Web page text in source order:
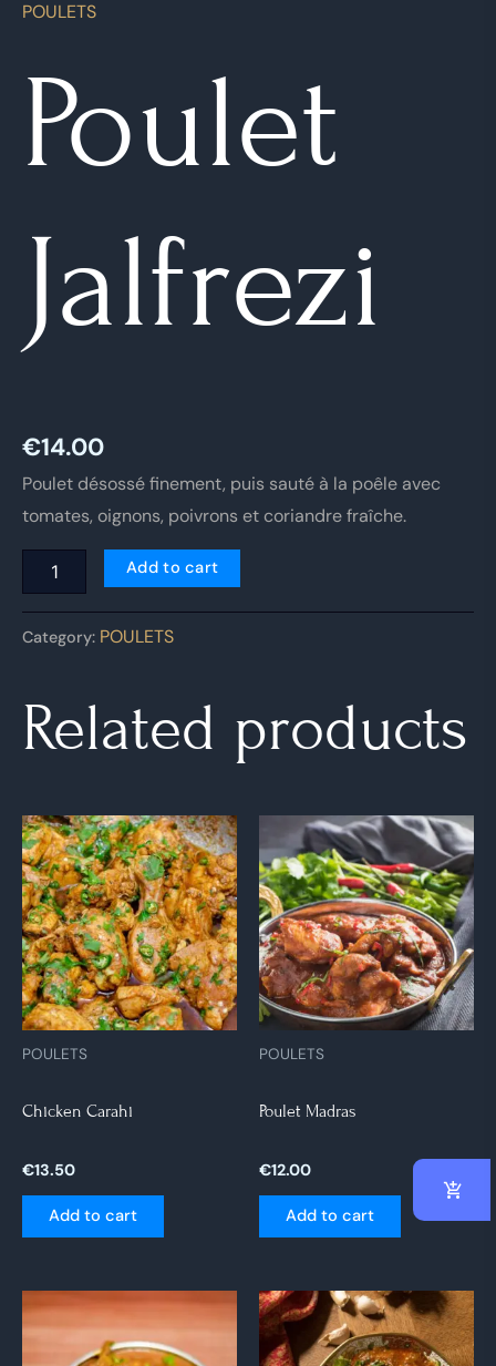
POULETS
Poulet
Jalfrezi
€14.00
Poulet désossé finement, puis sauté à la poêle avec
tomates, oignons, poivrons et coriandre fraîche.
Add to cart
Category: POULETS
Related products
POULETS
Chicken Carahi
€13.50
Add to cart
POULETS
Poulet Madras
€12.00
Add to cart